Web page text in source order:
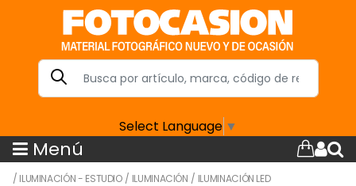
Select Language ▼
Menú
/ ILUMINACIÓN - ESTUDIO/ ILUMINACIÓN / ILUMINACIÓN LED